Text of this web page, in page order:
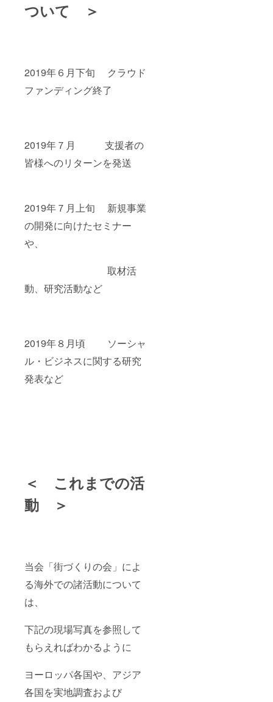
ついて ＞
2019年６月下旬 クラウド
ファンディング終了
2019年７月 支援者の
皆様へのリターンを発送
2019年７月上旬 新規事業
の開発に向けたセミナー
や、
取材活
動、研究活動など
2019年８月頃 ソーシャ
ル・ビジネスに関する研究
発表など
＜ これまでの活
動 ＞
当会「街づくりの会」によ
る海外での諸活動について
は、
下記の現場写真を参照して
もらえればわかるように
ヨーロッパ各国や、アジア
各国を実地調査および